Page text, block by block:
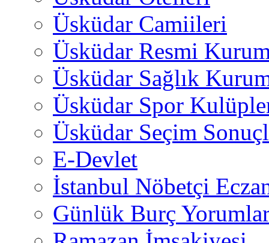
Üsküdar Camiileri
Üsküdar Resmi
Üsküdar Sağlık
Üsküdar Spor
Üsküdar Seçim
E-Devlet
İstanbul Nöbetçi
Günlük Burç